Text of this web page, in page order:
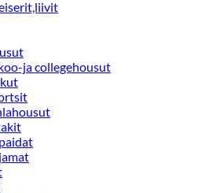
ja collegehousut